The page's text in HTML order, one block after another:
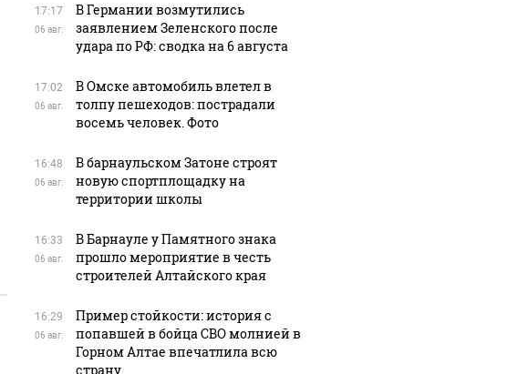
17:17
06 авг.
В Германии возмутились
заявлением Зеленского после
удара по РФ: сводка на 6 августа
17:02
06 авг.
В Омске автомобиль влетел в
толпу пешеходов: пострадали
восемь человек. Фото
16:48
06 авг.
В барнаульском Затоне строят
новую спортплощадку на
территории школы
16:33
06 авг.
В Барнауле у Памятного знака
прошло мероприятие в честь
строителей Алтайского края
16:29
06 авг.
Пример стойкости: история с
попавшей в бойца СВО молнией в
Горном Алтае впечатлила всю
страну